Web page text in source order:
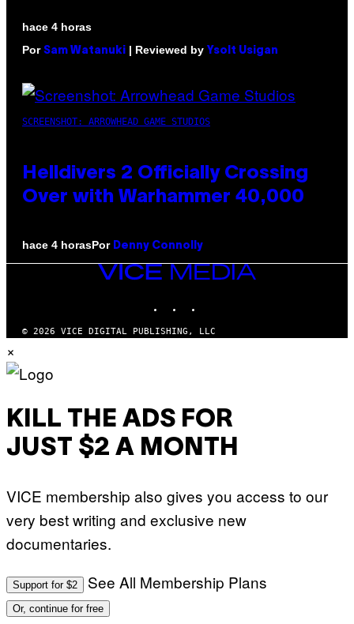
hace 4 horas
Por Sam Watanuki | Reviewed by Ysolt Usigan
SCREENSHOT: ARROWHEAD GAME STUDIOS
Helldivers 2 Officially Crossing
Over with Warhammer 40,000
hace 4 horasPor Denny Connolly
VICE
MEDIA
© 2026 VICE DIGITAL PUBLISHING, LLC
×
KILL THE ADS FOR
JUST $2 A MONTH
VICE membership also gives you access to our
very best writing and exclusive new
documentaries.
Support for $2 See All Membership Plans
Or, continue for free